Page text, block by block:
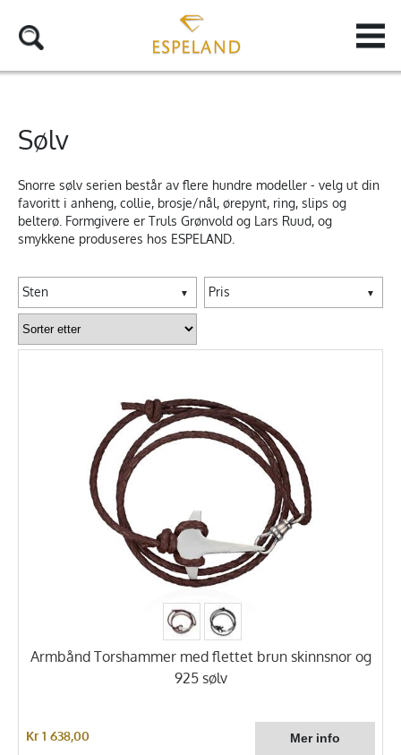
Sølv
Snorre sølv serien består av flere hundre modeller - velg ut din
favoritt i anheng, collie, brosje/nål, ørepynt, ring, slips og
belterø. Formgivere er Truls Grønvold og Lars Ruud, og
smykkene produseres hos ESPELAND.
▼
Pris
▼
Sten
Armbånd Torshammer med flettet brun skinnsnor og
925 sølv
Kr 1 638,00